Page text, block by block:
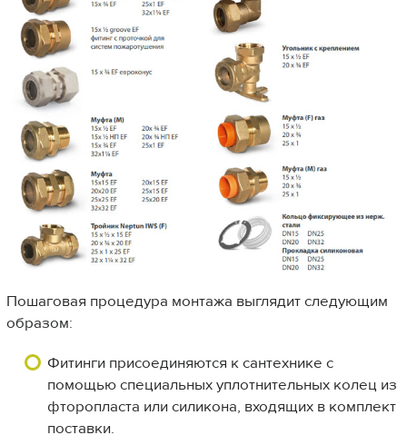
Пошаговая процедура монтажа выглядит следующим
образом:
Фитинги присоединяются к сантехнике с
помощью специальных уплотнительных колец из
фторопласта или силикона, входящих в комплект
поставки.